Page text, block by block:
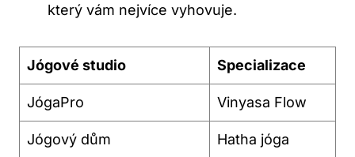
který vám⁣ nejvíce vyhovuje.
Jógové⁣ studio Specializace
JógaPro Vinyasa Flow
Jógový ‍dům Hatha jóga